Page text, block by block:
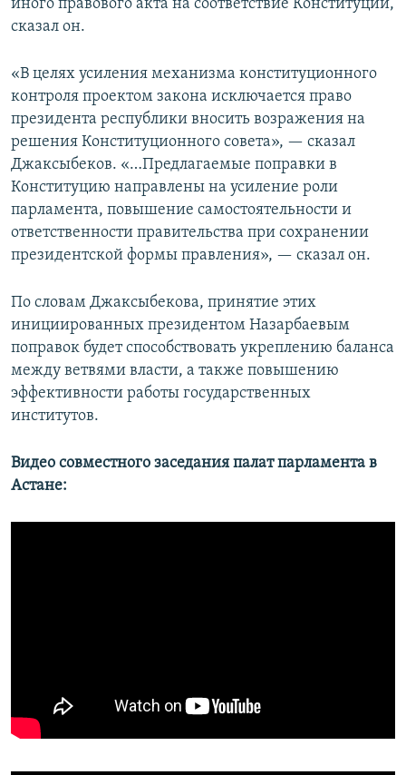
иного правового акта на соответствие Конституции,
сказал он.
«В целях усиления механизма конституционного
контроля проектом закона исключается право
президента республики вносить возражения на
решения Конституционного совета», — сказал
Джаксыбеков. «…Предлагаемые поправки в
Конституцию направлены на усиление роли
парламента, повышение самостоятельности и
ответственности правительства при сохранении
президентской формы правления», — сказал он.
По словам Джаксыбекова, принятие этих
инициированных президентом Назарбаевым
поправок будет способствовать укреплению баланса
между ветвями власти, а также повышению
эффективности работы государственных
институтов.
Видео совместного заседания палат парламента в
Астане: